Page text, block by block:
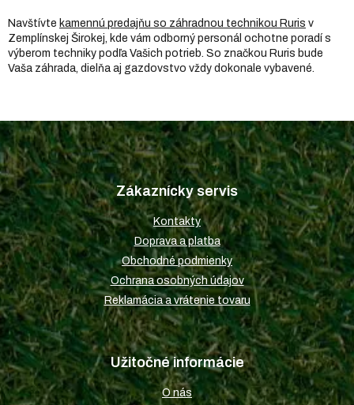
Navštívte kamennú predajňu so záhradnou technikou Ruris v
Zemplínskej Širokej, kde vám odborný personál ochotne poradí s
výberom techniky podľa Vašich potrieb. So značkou Ruris bude
Vaša záhrada, dielňa aj gazdovstvo vždy dokonale vybavené.
Z
á
p
ä
t
i
e
Zákaznícky servis
Kontakty
Doprava a platba
Obchodné podmienky
Ochrana osobných údajov
Reklamácia a vrátenie tovaru
Užitočné informácie
O nás